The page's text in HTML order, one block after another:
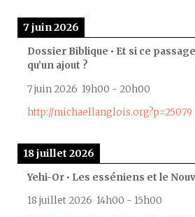
7 juin 2026
Dossier Biblique • Et si ce
qu’un ajout ?
7 juin 2026 19h00 - 20h00
http://michaellanglois.org?p=25079
18 juillet 2026
Yehi-Or • Les esséniens et le
18 juillet 2026 14h00 - 15h00